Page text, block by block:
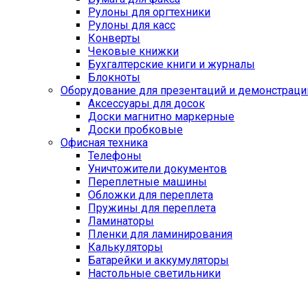
Рулоны для оргтехники
Рулоны для касс
Конверты
Чековые книжки
Бухгалтерские книги и журналы
Блокноты
Оборудование для презентаций и
Аксессуары для досок
Доски магнитно маркерные
Доски пробковые
Офисная техника
Телефоны
Уничтожители документов
Переплетные машины
Обложки для переплета
Пружины для переплета
Ламинаторы
Пленки для ламинирования
Калькуляторы
Батарейки и аккумуляторы
Настольные светильники